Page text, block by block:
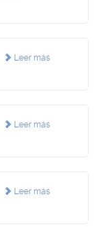
Leer más
Leer más
Leer más